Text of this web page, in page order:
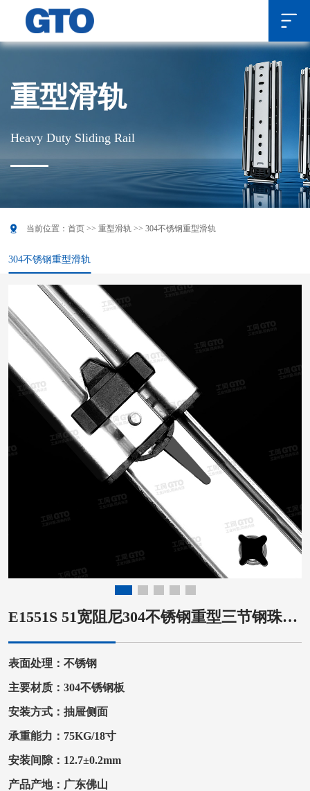

重型滑轨
Heavy Duty Sliding Rail
304不锈钢重型滑轨
 当前位置： 首页 >> 重型滑轨 >> 304不锈钢重型滑轨
E1551S 51宽阻尼304不锈钢重型三节钢珠滑轨工业设备缓冲滑轨
表面处理：不锈钢
主要材质：304不锈钢板
安装方式：抽屉侧面
承重能力：75KG/18寸
安装间隙：12.7±0.2mm
产品产地：广东佛山